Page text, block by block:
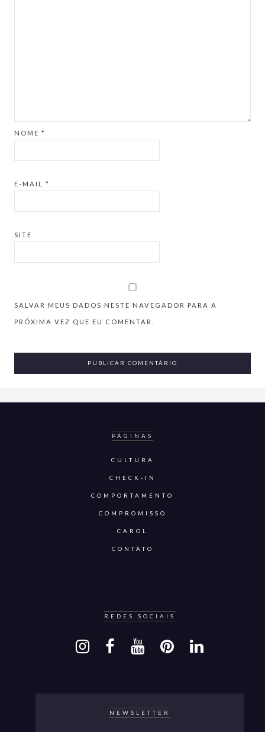
NOME *
E-MAIL *
SITE
SALVAR MEUS DADOS NESTE NAVEGADOR PARA A
PRÓXIMA VEZ QUE EU COMENTAR.
PÁGINAS
CULTURA
CHECK-IN
COMPORTAMENTO
COMPROMISSO
CAROL
CONTATO
REDES SOCIAIS
NEWSLETTER